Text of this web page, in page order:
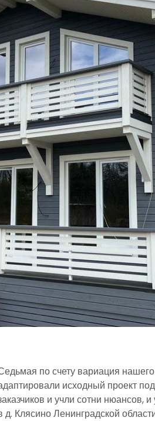
по счету вариация
исходный проект
и учли сотни нюансов,
д. Клясино Ленинградской